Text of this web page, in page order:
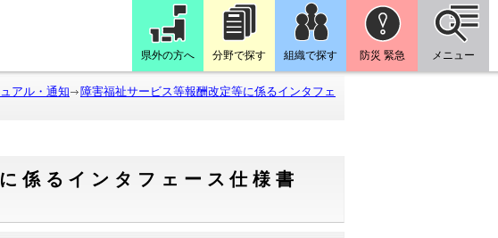
県外の方へ 分野で探す 組織で探す 防災 緊急 メニュー
アル・通知
障害福祉サービス等報酬改定等に係るインタフェ
係るインタフェース仕様書